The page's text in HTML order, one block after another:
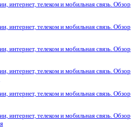
интернет, телеком и мобильная связь. Обзор
интернет, телеком и мобильная связь. Обзор
интернет, телеком и мобильная связь. Обзор
интернет, телеком и мобильная связь. Обзор
интернет, телеком и мобильная связь. Обзор
интернет, телеком и мобильная связь. Обзор